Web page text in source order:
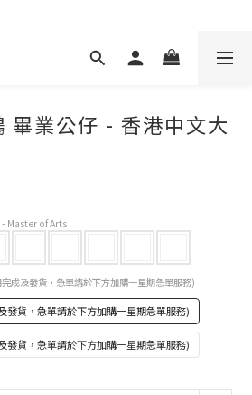
業公仔 - 香港中文大
- Master of Arts
成及發貨，急單請於下方加購一星期急單服務)
發貨，急單請於下方加購一星期急單服務)
發貨，急單請於下方加購一星期急單服務)